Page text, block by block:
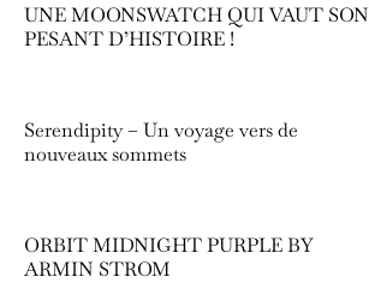
UNE MOONSWATCH QUI VAUT SON
PESANT D’HISTOIRE !
Serendipity – Un voyage vers de
nouveaux sommets
ORBIT MIDNIGHT PURPLE BY
ARMIN STROM